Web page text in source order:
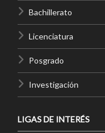
Bachillerato
Licenciatura
Posgrado
Investigación
LIGAS DE INTERÉS